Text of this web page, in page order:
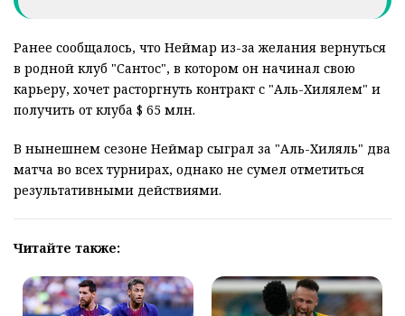
Ранее сообщалось, что Неймар из-за желания вернуться
в родной клуб "Сантос", в котором он начинал свою
карьеру, хочет расторгнуть контракт с "Аль-Хилялем" и
получить от клуба $ 65 млн.
В нынешнем сезоне Неймар сыграл за "Аль-Хиляль" два
матча во всех турнирах, однако не сумел отметиться
результативными действиями.
Читайте также: